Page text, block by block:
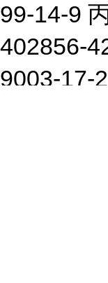
99-14-9
402856-
9003-17-